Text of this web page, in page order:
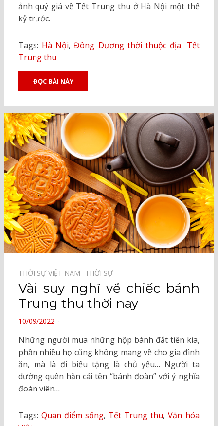
ảnh quý giá về Tết Trung thu ở Hà Nội một thế
kỷ trước.
Tags: Hà Nội,Đông Dương thời thuộc địa, Tết
Trung thu
ĐỌC BÀI NÀY
THỜI SỰ VIỆT NAM⠀ THỜI SỰ⠀
Vài suy nghĩ về chiếc bánh
Trung thu thời nay
POSTED
10/09/2022
Những người mua những hộp bánh đắt tiền kia,
phần nhiều họ cũng không mang về cho gia đình
ăn, mà là đi biếu tặng là chủ yếu… Người ta
dường quên hẳn cái tên “bánh đoàn” với ý nghĩa
đoàn viên…
Tags: Quan điểm sống, Tết Trung thu,Văn hóa